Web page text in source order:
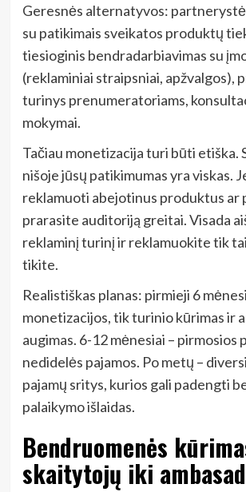
Geresnės alternatyvos:
su patikimais sveikatos produktų
tiesioginis bendradarbiavimas su
(reklaminiai straipsniai, apžvalgos),
turinys prenumeratoriams,
mokymai.
Tačiau monetizacija turi būti etiška.
nišoje jūsų patikimumas yra viskas.
reklamuoti abejotinus produktus ar
prarasite auditoriją greitai. Visada
reklaminį turinį ir reklamuokite tik
tikite.
Realistiškas planas: pirmieji 6
monetizacijos, tik turinio kūrimas ir
augimas. 6-12 mėnesiai –
nedidelės pajamos. Po metų –
pajamų sritys, kurios gali padengti
palaikymo išlaidas.
Bendruomenės
skaitytojų iki